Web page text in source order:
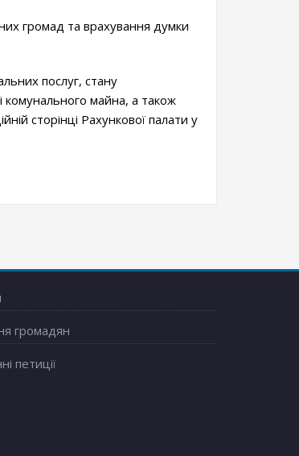
громад та врахування думки
послуг, стану
комунального майна, а також
сторінці Рахункової палати у
громадян
петиції